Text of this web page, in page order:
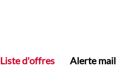
Liste d'offres Alerte mail